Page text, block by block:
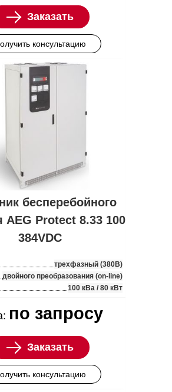
Заказать
консультацию
бесперебойного
AEG Protect 8.33 100
384VDC
трехфазный (380В)
двойного преобразования (on-line)
100 кВа / 80 кВт
по запросу
Заказать
консультацию